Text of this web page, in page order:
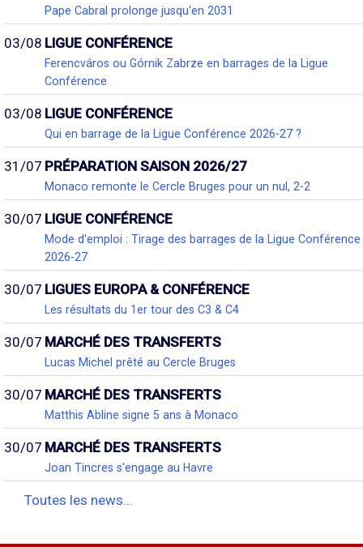
Pape Cabral prolonge jusqu'en 2031
03/08 LIGUE CONFÉRENCE
Ferencváros ou Górnik Zabrze en barrages de la Ligue
Conférence
03/08 LIGUE CONFÉRENCE
Qui en barrage de la Ligue Conférence 2026-27 ?
31/07 PRÉPARATION SAISON 2026/27
Monaco remonte le Cercle Bruges pour un nul, 2-2
30/07 LIGUE CONFÉRENCE
Mode d'emploi : Tirage des barrages de la Ligue Conférence
2026-27
30/07 LIGUES EUROPA & CONFÉRENCE
Les résultats du 1er tour des C3 & C4
30/07 MARCHÉ DES TRANSFERTS
Lucas Michel prêté au Cercle Bruges
30/07 MARCHÉ DES TRANSFERTS
Matthis Abline signe 5 ans à Monaco
30/07 MARCHÉ DES TRANSFERTS
Joan Tincres s'engage au Havre
Toutes les news...